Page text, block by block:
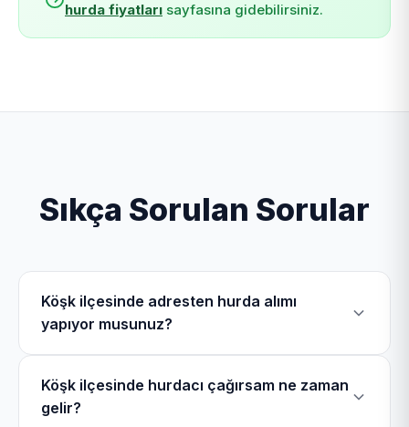
hurda fiyatları sayfasına gidebilirsiniz.
Sıkça Sorulan Sorular
Köşk ilçesinde adresten hurda alımı
yapıyor musunuz?
Mahallesi, Soğukkuyu Mahallesi, Cumadere
Mahallesi, Karatepe Mahallesi dahil olmak üzere
Köşk ilçesinde hurdacı çağırsam ne zaman
gelir?